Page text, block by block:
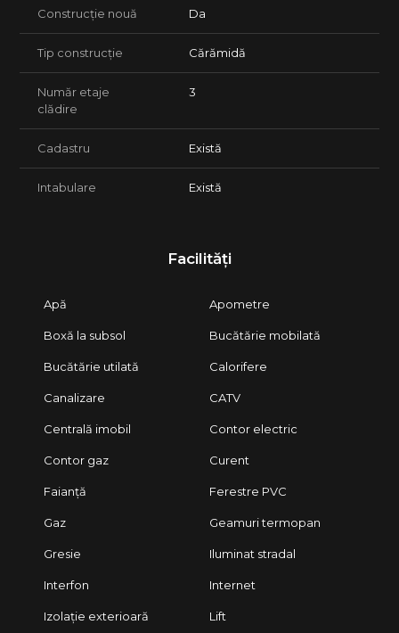
Construcție nouă Da
Tip construcție Cărămidă
Număr etaje
clădire
3
Cadastru Există
Intabulare Există
Facilități
Apă Apometre
Boxă la subsol Bucătărie mobilată
Bucătărie utilată Calorifere
Canalizare CATV
Centrală imobil Contor electric
Contor gaz Curent
Faianță Ferestre PVC
Gaz Geamuri termopan
Gresie Iluminat stradal
Interfon Internet
Izolație exterioară Lift